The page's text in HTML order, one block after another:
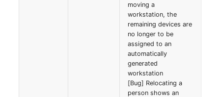
Zugewiesene
Zugewiesene Geräte
Zugewiesene Objekte
(Organisation)
Zugewiesene Objekte
moving a
workstation, the
remaining devices are
no longer to be
assigned to an
automatically
generated
workstation
[Bug] Relocating a
person shows an